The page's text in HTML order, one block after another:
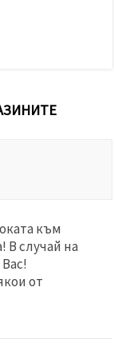
към
В случай на
от